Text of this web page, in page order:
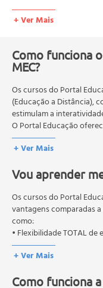
Unidade 2 -
Do Crochê
Formas de Crochê
Pontos para fazer
Arrematando e
Unidade 3 -
Uma receita fácil:
Uma receita
Uma receita difícil:
Unidade 4 -
Terapia
O Crochê ganhou
Artesão pode sair
+ Ver Mais
Como funciona
MEC?
Os cursos do Portal
(Educação a Distância),
estimulam a
O Portal Educação
qualificação profissional.
profissional
O MEC (Ministério da
educação em geral,
pós-graduação. Os
autorizados pelas
+ Ver Mais
Vou aprender
Os cursos do Portal
vantagens comparadas
como:
• Flexibilidade TOTAL
+ Ver Mais
Como funciona